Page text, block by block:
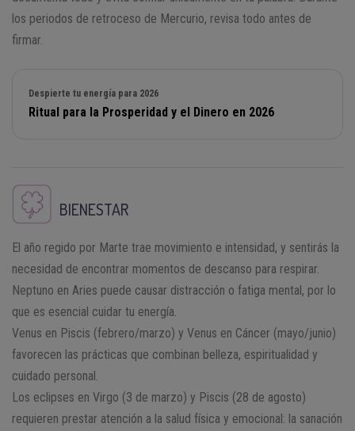
los periodos de retroceso de Mercurio, revisa todo antes de
firmar.
Despierte tu energía para 2026
Ritual para la Prosperidad y el Dinero en 2026
BIENESTAR
El año regido por Marte trae movimiento e intensidad, y sentirás la
necesidad de encontrar momentos de descanso para respirar.
Neptuno en Aries puede causar distracción o fatiga mental, por lo
que es esencial cuidar tu energía.
Venus en Piscis (febrero/marzo) y Venus en Cáncer (mayo/junio)
favorecen las prácticas que combinan belleza, espiritualidad y
cuidado personal.
Los eclipses en Virgo (3 de marzo) y Piscis (28 de agosto)
requieren prestar atención a la salud física y emocional: la sanación